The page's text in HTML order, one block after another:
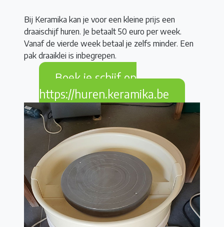
Bij Keramika kan je voor een kleine prijs een
draaischijf huren. Je betaalt 50 euro per week.
Vanaf de vierde week betaal je zelfs minder. Een
pak draaiklei is inbegrepen.
Boek je schijf op
https://huren.keramika.be